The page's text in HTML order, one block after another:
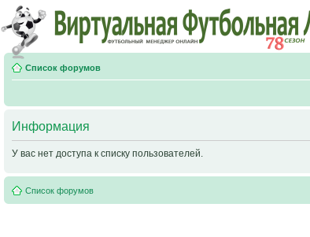
Список форумов
Информация
У вас нет доступа к списку пользователей.
Список форумов